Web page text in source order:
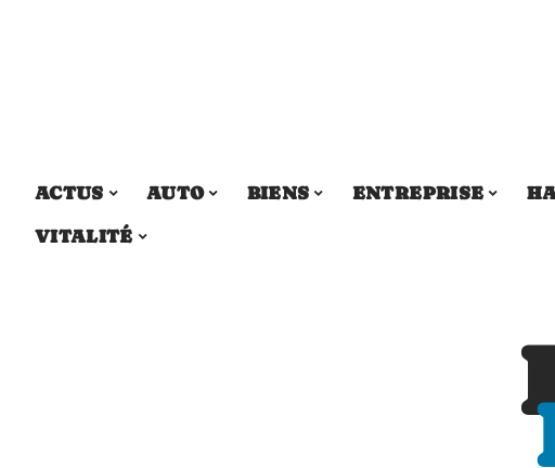
ACTUS AUTO BIENS ENTREPRISE
VITALITÉ